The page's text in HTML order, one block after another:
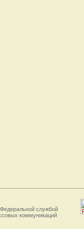
службой
коммуникаций